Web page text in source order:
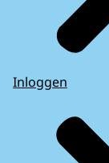
Inloggen